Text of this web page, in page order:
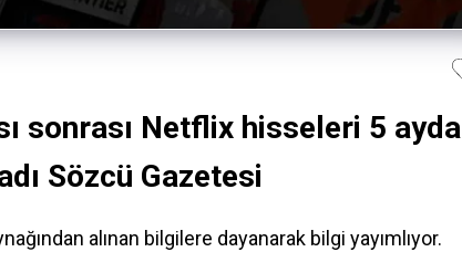
sonrası Netflix hisseleri 5 ayda
Sözcü Gazetesi
alınan bilgilere dayanarak bilgi yayımlıyor.